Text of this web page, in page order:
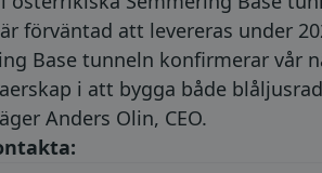
förväntad att levereras under
Base tunneln konfirmerar vår
i att bygga både
Anders Olin, CEO.